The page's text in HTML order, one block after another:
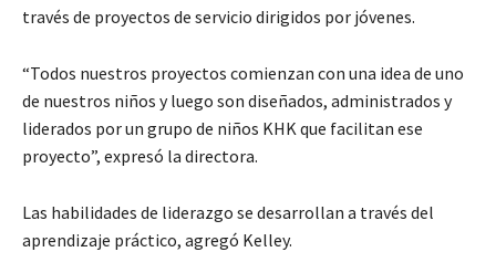
través de proyectos de servicio dirigidos por jóvenes.
“Todos nuestros proyectos comienzan con una idea de uno
de nuestros niños y luego son diseñados, administrados y
liderados por un grupo de niños KHK que facilitan ese
proyecto”, expresó la directora.
Las habilidades de liderazgo se desarrollan a través del
aprendizaje práctico, agregó Kelley.